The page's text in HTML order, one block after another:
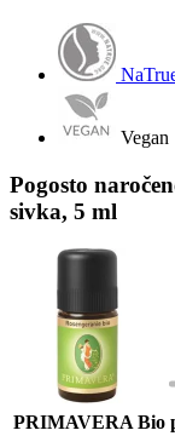
Vegan
Pogosto
sivka, 5 ml
PRIMAVERA Bio